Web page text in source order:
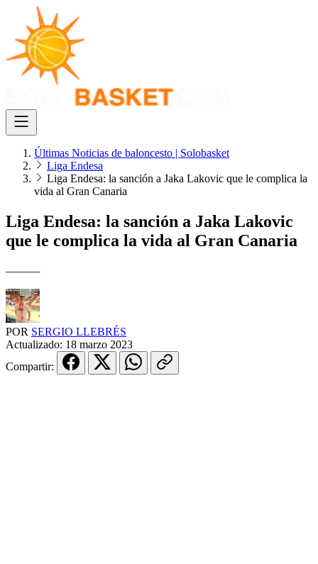
Últimas Noticias de baloncesto | Solobasket
Liga Endesa
Liga Endesa: la sanción a Jaka Lakovic que le complica la
vida al Gran Canaria
Liga Endesa: la sanción a Jaka Lakovic
que le complica la vida al Gran Canaria
———
POR SERGIO LLEBRÉS
Actualizado: 18 marzo 2023
Compartir: